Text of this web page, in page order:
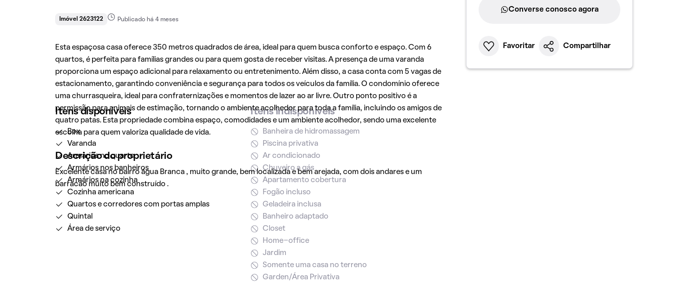
Imóvel 2623122 Publicado há 4 meses
Esta espaçosa casa oferece 350 metros quadrados de área, ideal para quem busca conforto e espaço. Com 6
quartos, é perfeita para famílias grandes ou para quem gosta de receber visitas. A presença de uma varanda
proporciona um espaço adicional para relaxamento ou entretenimento. Além disso, a casa conta com 5 vagas de
estacionamento, garantindo conveniência e segurança para todos os veículos da família. O condomínio oferece
uma churrasqueira, ideal para confraternizações e momentos de lazer ao ar livre. Outro ponto positivo é a
permissão para animais de estimação, tornando o ambiente acolhedor para toda a família, incluindo os amigos de
quatro patas. Esta propriedade combina espaço, comodidades e um ambiente acolhedor, sendo uma excelente
escolha para quem valoriza qualidade de vida.
Descrição do proprietário
Excelente casa no bairro água Branca , muito grande, bem localizada e bem arejada, com dois andares e um
barracão muito bem construído .
Itens disponíveis
Box
Varanda
Armários no quarto
Armários nos banheiros
Armários na cozinha
Cozinha americana
Quartos e corredores com portas amplas
Quintal
Área de serviço
Itens indisponíveis
Banheira de hidromassagem
Piscina privativa
Ar condicionado
Chuveiro a gás
Apartamento cobertura
Fogão incluso
Geladeira inclusa
Banheiro adaptado
Closet
Home-office
Jardim
Somente uma casa no terreno
Garden/Área Privativa
Converse conosco agora
Favoritar Compartilhar